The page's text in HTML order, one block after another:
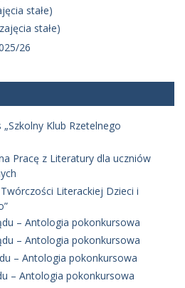
stałe)
stałe)
26
Klub Rzetelnego
Pracę z Literatury dla uczniów
Literackiej Dzieci i
– Antologia pokonkursowa
– Antologia pokonkursowa
– Antologia pokonkursowa
– Antologia pokonkursowa